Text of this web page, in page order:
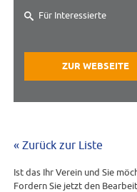
Für Interessierte
ZUR WEBSEITE
« Zurück zur Liste
Ist das Ihr Verein und Sie
Fordern Sie jetzt den